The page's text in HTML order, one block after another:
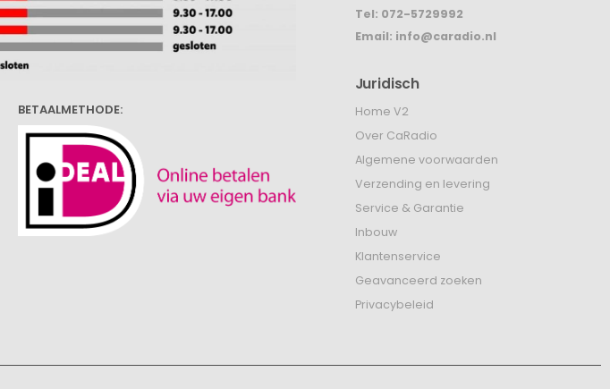
BETAALMETHODE:
Tel: 072-5729992
Email: info@caradio.nl
Juridisch
Home V2
Over CaRadio
Algemene voorwaarden
Verzending en levering
Service & Garantie
Inbouw
Klantenservice
Geavanceerd zoeken
Privacybeleid